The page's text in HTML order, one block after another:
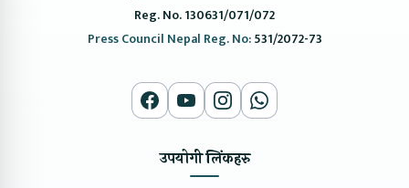
Reg. No. 130631/071/072
Press Council Nepal Reg. No:531/2072-73
उपयोगी लिंकहरु